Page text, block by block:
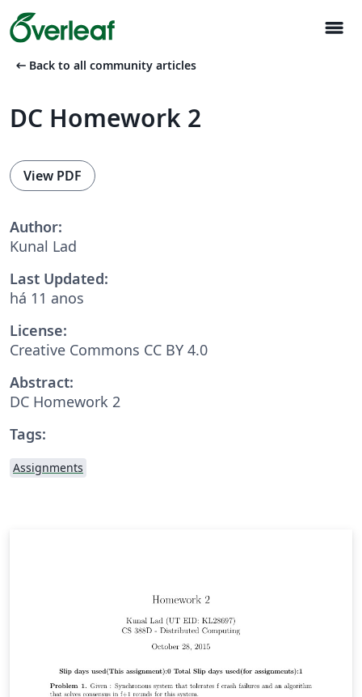
menu
arrow_left_alt Back to all community articles
DC Homework 2
View PDF
Author:
Kunal Lad
Last Updated:
há 11 anos
License:
Creative Commons CC BY 4.0
Abstract:
DC Homework 2
Tags:
Assignments